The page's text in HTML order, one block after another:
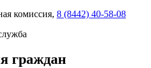
комиссия, 8 (8442) 40-58-08
граждан